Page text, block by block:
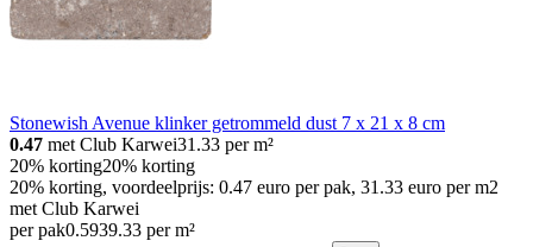
Stonewish Avenue klinker getrommeld dust 7 x 21 x 8 cm
0.47 met Club Karwei31.33 per m²
20% korting20% korting
20% korting, voordeelprijs: 0.47 euro per pak, 31.33 euro per m2
met Club Karwei
per pak0.5939.33 per m²